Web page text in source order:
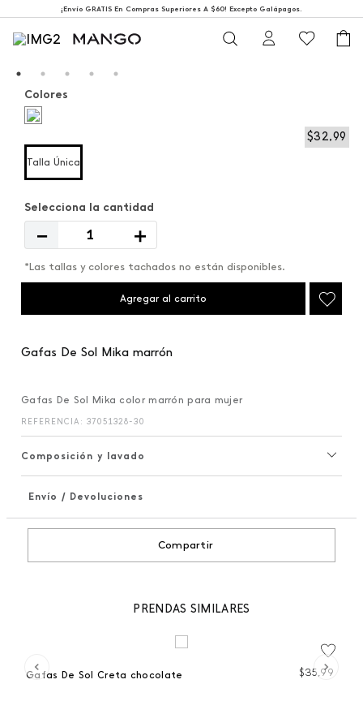
¡Envío GRATIS En Compras Superiores A $60! Excepto Galápagos.
$32,99
Colores
Talla Única
＋
－
*Las tallas y colores tachados no están disponibles.
Agregar al carrito
Gafas De Sol Mika marrón
Gafas De Sol Mika color marrón para mujer
REFERENCIA : 37051328-30
Composición y lavado
Envío / Devoluciones
Compartir
PRENDAS SIMILARES
Gafas De Sol Creta chocolate $35,99